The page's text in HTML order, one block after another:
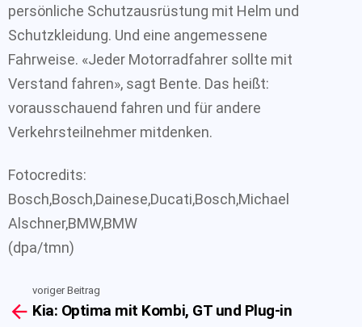
persönliche Schutzausrüstung mit Helm und
Schutzkleidung. Und eine angemessene
Fahrweise. «Jeder Motorradfahrer sollte mit
Verstand fahren», sagt Bente. Das heißt:
vorausschauend fahren und für andere
Verkehrsteilnehmer mitdenken.
Fotocredits:
Bosch,Bosch,Dainese,Ducati,Bosch,Michael
Alschner,BMW,BMW
(dpa/tmn)
more
voriger Beitrag
Kia: Optima mit Kombi, GT und Plug-in